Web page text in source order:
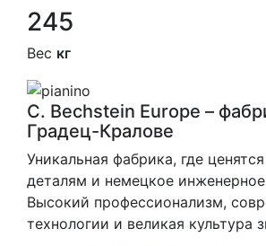
245
Вес кг
C. Bechstein Europe –
Градец-Кралове
Уникальная фабрика, где
деталям и немецкое
Высокий профессионализм,
технологии и великая культура